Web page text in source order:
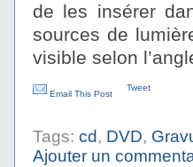
de les insérer
sources de
visible selon
Email This Post
Tweet
Tags: cd, DVD,
Ajouter un